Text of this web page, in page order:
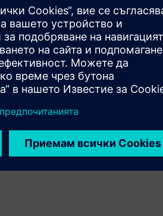
чрез интегриране
и собствен продукт